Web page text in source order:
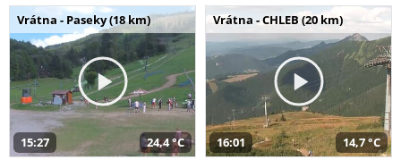
Vrátna - Paseky (18 km)
15:27 24,4 °C
Vrátna - CHLEB (20 km)
16:01 14,7 °C